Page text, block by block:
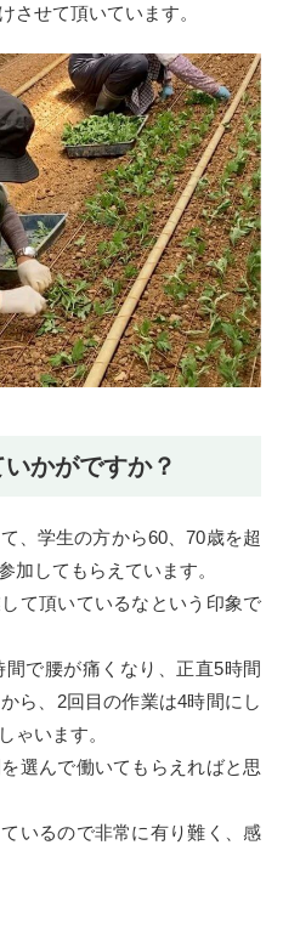
させて頂いています。
かがですか？
、学生の方から60、70歳を超
加してもらえています。
て頂いているなという印象で
で腰が痛くなり、正直5時間
ら、2回目の作業は4時間にし
ゃいます。
選んで働いてもらえればと思
いるので非常に有り難く、感